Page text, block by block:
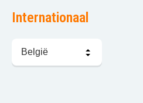
Internationaal
kiezen